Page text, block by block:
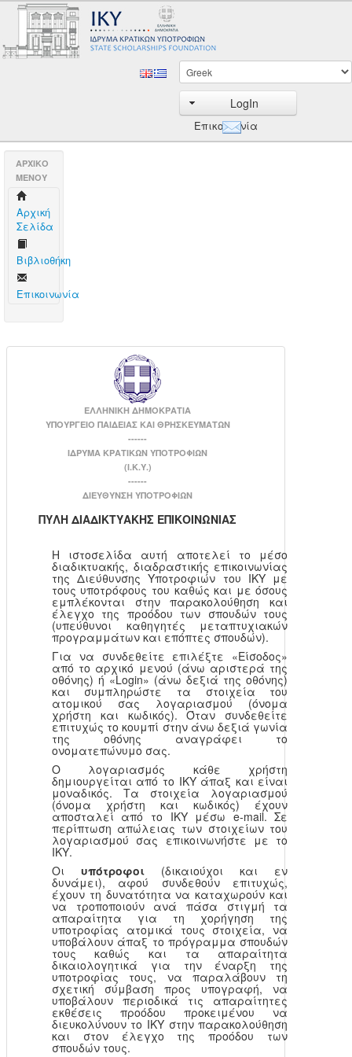
LogIn
Επικοινωνία
AΡΧΙΚΟ
ΜΕΝΟΥ
Aρχική
Σελίδα
Βιβλιοθήκη
Επικοινωνία
ΕΛΛΗΝΙΚΗ ΔΗΜΟΚΡΑΤΙΑ
ΥΠΟΥΡΓΕΙΟ ΠΑΙΔΕΙΑΣ ΚΑΙ ΘΡΗΣΚΕΥΜΑΤΩΝ
------
ΙΔΡΥΜΑ ΚΡΑΤΙΚΩΝ ΥΠΟΤΡΟΦΙΩΝ
(Ι.Κ.Υ.)
------
ΔΙΕΥΘΥΝΣΗ ΥΠΟΤΡΟΦΙΩΝ
ΠΥΛΗ ΔΙΑΔΙΚΤΥΑΚΗΣ ΕΠΙΚΟΙΝΩΝΙΑΣ
Η ιστοσελίδα αυτή αποτελεί το μέσο
διαδικτυακής, διαδραστικής επικοινωνίας
της Διεύθυνσης Υποτροφιών του ΙΚΥ με
τους υποτρόφους του καθώς και με όσους
εμπλέκονται στην παρακολούθηση και
έλεγχο της προόδου των σπουδών τους
(υπεύθυνοι καθηγητές μεταπτυχιακών
προγραμμάτων και επόπτες σπουδών).
Για να συνδεθείτε επιλέξτε «Είσοδος»
από το αρχικό μενού (άνω αριστερά της
οθόνης) ή «Login» (άνω δεξιά της οθόνης)
και συμπληρώστε τα στοιχεία του
ατομικού σας λογαριασμού (όνομα
χρήστη και κωδικός). Όταν συνδεθείτε
επιτυχώς το κουμπί στην άνω δεξιά γωνία
της οθόνης αναγράφει το
ονοματεπώνυμο σας.
Ο λογαριασμός κάθε χρήστη
δημιουργείται από το ΙΚΥ άπαξ και είναι
μοναδικός. Τα στοιχεία λογαριασμού
(όνομα χρήστη και κωδικός) έχουν
αποσταλεί από το ΙΚΥ μέσω e-mail. Σε
περίπτωση απώλειας των στοιχείων του
λογαριασμού σας επικοινωνήστε με το
ΙΚΥ.
Οι υπότροφοι(δικαιούχοι και εν
δυνάμει), αφού συνδεθούν επιτυχώς,
έχουν τη δυνατότητα να καταχωρούν και
να τροποποιούν ανά πάσα στιγμή τα
απαραίτητα για τη χορήγηση της
υποτροφίας ατομικά τους στοιχεία, να
υποβάλουν άπαξ το πρόγραμμα σπουδών
τους καθώς και τα απαραίτητα
δικαιολογητικά για την έναρξη της
υποτροφίας τους, να παραλάβουν τη
σχετική σύμβαση προς υπογραφή, να
υποβάλουν περιοδικά τις απαραίτητες
εκθέσεις προόδου προκειμένου να
διευκολύνουν το ΙΚΥ στην παρακολούθηση
και στον έλεγχο της προόδου των
σπουδών τους.